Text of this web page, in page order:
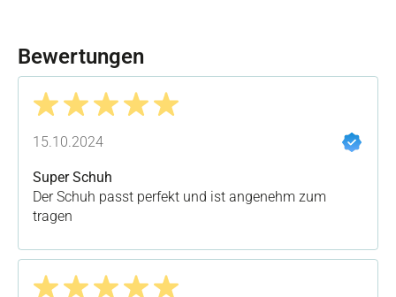
Bewertungen
Bewertung mit 5 von 5 Sternen
15.10.2024
Super Schuh
Der Schuh passt perfekt und ist angenehm zum
tragen